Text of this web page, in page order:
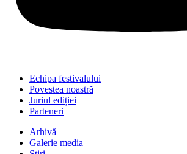
Echipa festivalului
Povestea noastră
Juriul ediției
Parteneri
Arhivă
Galerie media